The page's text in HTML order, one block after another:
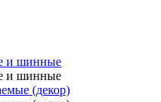
и шинные
и шинные
(декор)